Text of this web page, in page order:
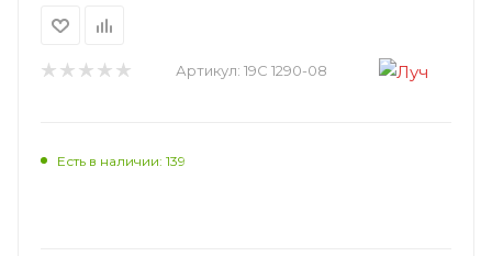
Артикул: 19С 1290-08
Есть в наличии: 139